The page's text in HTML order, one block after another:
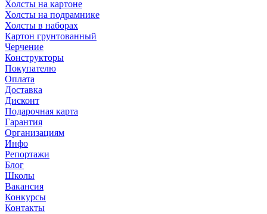
Холсты на картоне
Холсты на подрамнике
Холсты в наборах
Картон грунтованный
Черчение
Конструкторы
Покупателю
Оплата
Доставка
Дисконт
Подарочная карта
Гарантия
Организациям
Инфо
Репортажи
Блог
Школы
Вакансия
Конкурсы
Контакты